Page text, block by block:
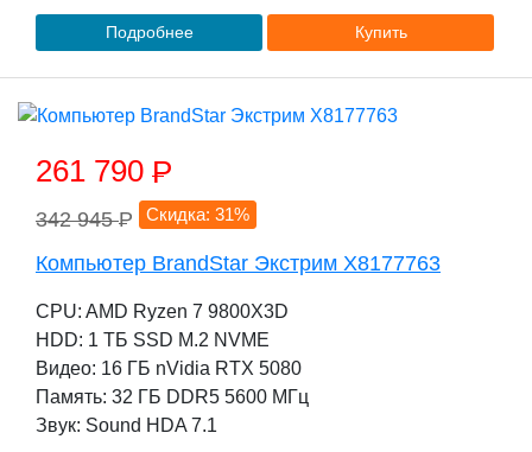
Подробнее Купить
261 790 P
342 945P Скидка: 31%
Компьютер BrandStar Экстрим X8177763
CPU: AMD Ryzen 7 9800X3D
HDD: 1 TБ SSD M.2 NVME
Видео: 16 ГБ nVidia RTX 5080
Память: 32 ГБ DDR5 5600 МГц
Звук: Sound HDA 7.1